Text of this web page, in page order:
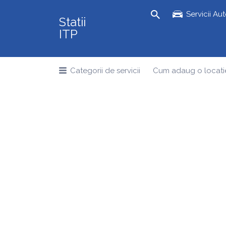
Statii
ITP
Servicii
for:
Categorii de servicii Cum adaug o